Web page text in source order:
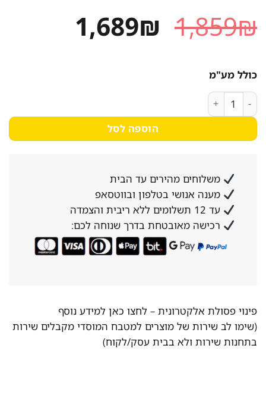
1,859₪ המחיר
המקורי
1,689₪ המחיר
כולל מע"מ
כמות של מקרר האייר HRF-2390SS עם מערך הפשרה אוטומטית ושמירה על טריות
הוספה לסל
משלוחים מהירים עד הבית
מענה אנושי בטלפון ובווטסאפ
עד 12 תשלומים ללא ריבית והצמדה
רכישה מאובטחת בדרך שנוחה לכם:
פינוי פסולת אלקטרונית –לחצו כאן למידע נוסף
(שימו לב שירות של מוצרים למטבח המוסדי מקבלים שירות
בתחנות שירות ולא בבית עסק/לקוח)